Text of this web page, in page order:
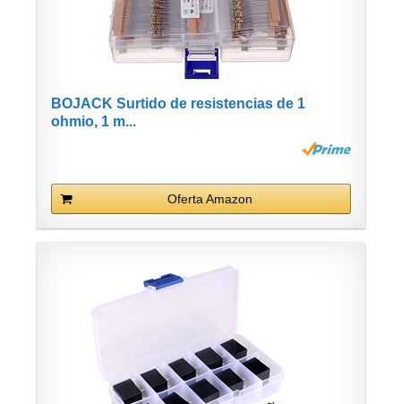
BOJACK Surtido de resistencias de 1
ohmio, 1 m...
Oferta Amazon